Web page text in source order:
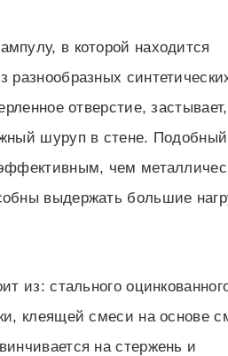
в которой находится
отверстие,
шуруп в стене. Подобный
чем
выдержать большие
из: стального
клеящей смеси на основе
на стержень и